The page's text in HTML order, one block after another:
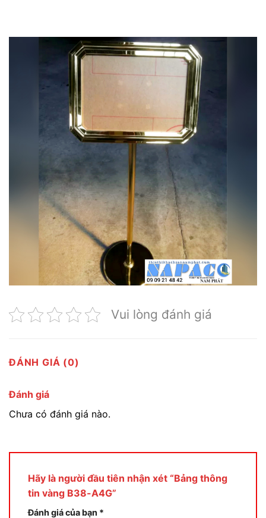
Vui lòng đánh giá
ĐÁNH GIÁ (0)
Đánh giá
Chưa có đánh giá nào.
Hãy là người đầu tiên nhận xét “Bảng thông
tin vàng B38-A4G”
Đánh giá của bạn *